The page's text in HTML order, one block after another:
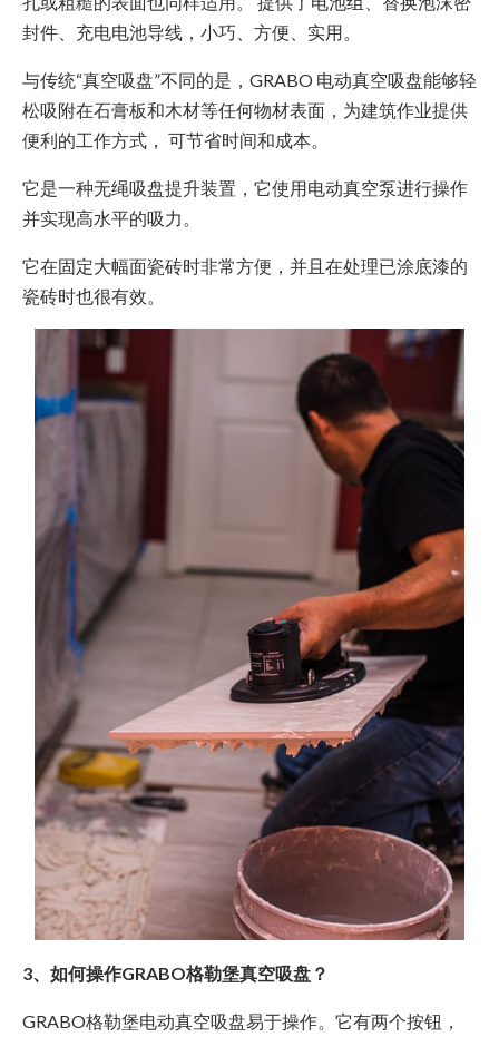
封件、充电电池导线，小巧、方便、实用。
与传统“真空吸盘”不同的是，GRABO 电动真空吸盘能够轻
松吸附在石膏板和木材等任何物材表面，为建筑作业提供
便利的工作方式， 可节省时间和成本。
它是一种无绳吸盘提升装置，它使用电动真空泵进行操作
并实现高水平的吸力。
它在固定大幅面瓷砖时非常方便，并且在处理已涂底漆的
瓷砖时也很有效。
3、如何操作GRABO格勒堡真空吸盘？
GRABO格勒堡电动真空吸盘易于操作。它有两个按钮，